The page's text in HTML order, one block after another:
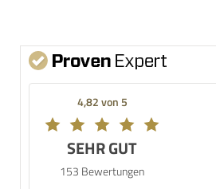
4,82 von 5
SEHR GUT
153 Bewertungen